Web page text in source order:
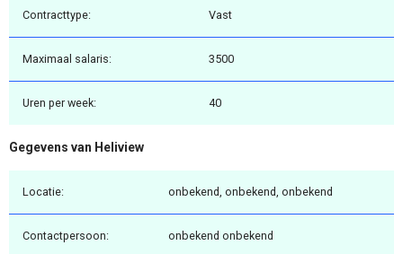
Contracttype: Vast
Maximaal salaris: 3500
Uren per week: 40
Gegevens van Heliview
Locatie: onbekend, onbekend, onbekend
Contactpersoon: onbekend onbekend